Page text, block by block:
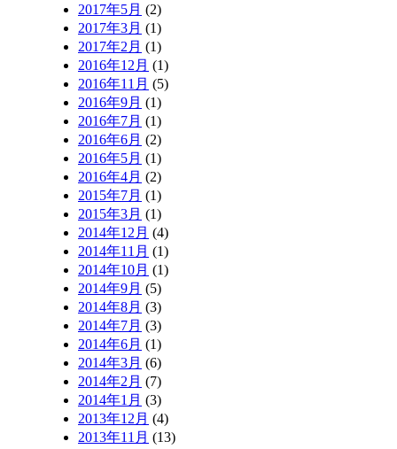
2017年5月 (2)
2017年3月 (1)
2017年2月 (1)
2016年12月 (1)
2016年11月 (5)
2016年9月 (1)
2016年7月 (1)
2016年6月 (2)
2016年5月 (1)
2016年4月 (2)
2015年7月 (1)
2015年3月 (1)
2014年12月 (4)
2014年11月 (1)
2014年10月 (1)
2014年9月 (5)
2014年8月 (3)
2014年7月 (3)
2014年6月 (1)
2014年3月 (6)
2014年2月 (7)
2014年1月 (3)
2013年12月 (4)
2013年11月 (13)